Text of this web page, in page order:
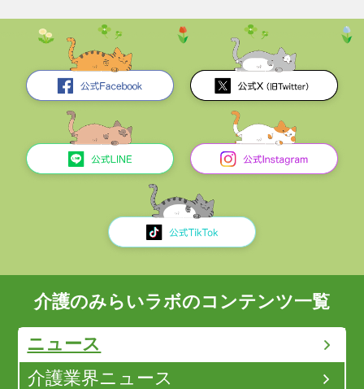
介護のみらいラボのコンテンツ一覧
ニュース
介護業界ニュース